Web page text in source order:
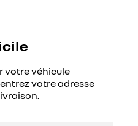
votre véhicule
votre adresse